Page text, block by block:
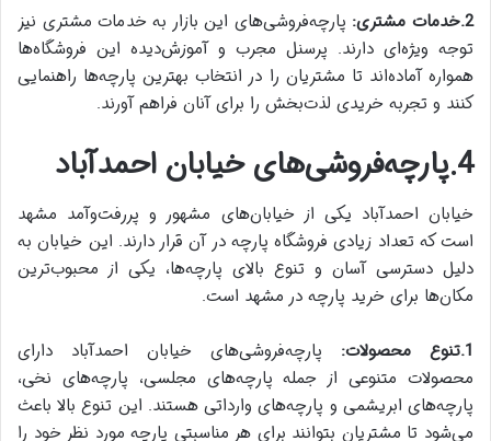
2.خدمات مشتری:
پارچه‌فروشی‌های این بازار به خدمات مشتری نیز
توجه ویژه‌ای دارند. پرسنل مجرب و آموزش‌دیده این فروشگاه‌ها
همواره آماده‌اند تا مشتریان را در انتخاب بهترین پارچه‌ها راهنمایی
کنند و تجربه خریدی لذت‌بخش را برای آنان فراهم آورند.
4.پارچه‌فروشی‌های خیابان احمدآباد
خیابان احمدآباد یکی از خیابان‌های مشهور و پررفت‌وآمد مشهد
است که تعداد زیادی فروشگاه پارچه در آن قرار دارند. این خیابان به
دلیل دسترسی آسان و تنوع بالای پارچه‌ها، یکی از محبوب‌ترین
مکان‌ها برای خرید پارچه در مشهد است.
1.تنوع محصولات:
پارچه‌فروشی‌های خیابان احمدآباد دارای
محصولات متنوعی از جمله پارچه‌های مجلسی، پارچه‌های نخی،
پارچه‌های ابریشمی و پارچه‌های وارداتی هستند. این تنوع بالا باعث
می‌شود تا مشتریان بتوانند برای هر مناسبتی پارچه مورد نظر خود را